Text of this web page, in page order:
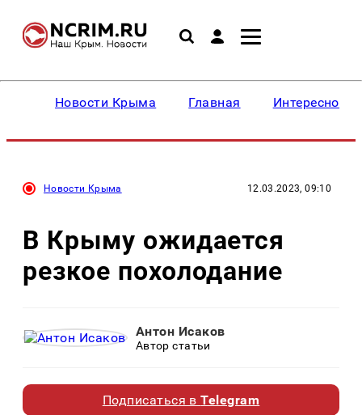
Новости Крыма Главная Интересное
Новости Крыма 12.03.2023, 09:10
В Крыму ожидается
резкое похолодание
Антон Исаков
Автор статьи
Подписаться вTelegram